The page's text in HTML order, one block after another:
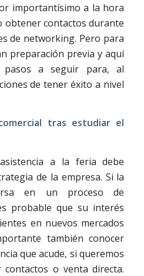
importantísimo a la hora
obtener contactos durante
de networking. Pero para
preparación previa y aquí
pasos a seguir para, al
de tener éxito a nivel
tras estudiar el
a la feria debe
de la empresa. Si la
en un proceso de
probable que su interés
en nuevos mercados
también conocer
que acude, si queremos
o venta directa.